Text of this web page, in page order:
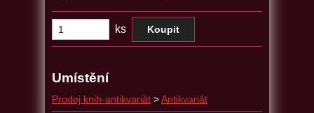
ks
Umístění
Prodej knih-antikvariát > Antikvariát